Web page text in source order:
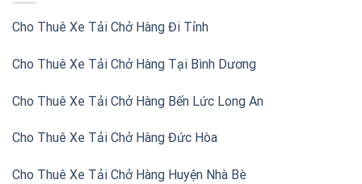
Cho Thuê Xe Tải Chở Hàng Đi Tỉnh
Cho Thuê Xe Tải Chở Hàng Tại Bình Dương
Cho Thuê Xe Tải Chở Hàng Bến Lức Long An
Cho Thuê Xe Tải Chở Hàng Đức Hòa
Cho Thuê Xe Tải Chở Hàng Huyện Nhà Bè